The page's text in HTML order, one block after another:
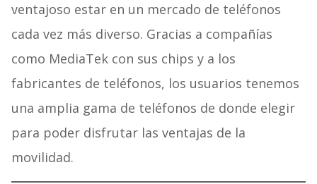
ventajoso estar en un mercado de teléfonos
cada vez más diverso. Gracias a compañías
como MediaTek con sus chips y a los
fabricantes de teléfonos, los usuarios tenemos
una amplia gama de teléfonos de donde elegir
para poder disfrutar las ventajas de la
movilidad.